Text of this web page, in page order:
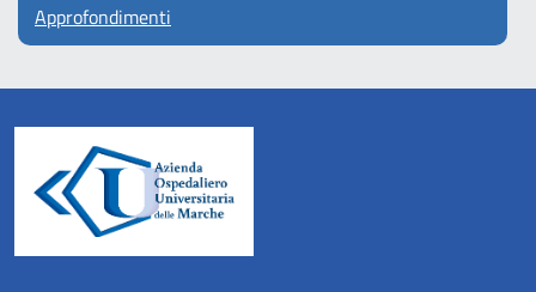
Approfondimenti